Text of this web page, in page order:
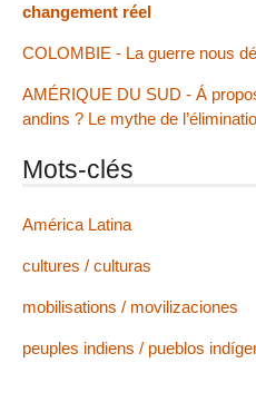
changement réel
COLOMBIE - La guerre nous
AMÉRIQUE DU SUD - Á
andins ? Le mythe de
Mots-clés
América Latina
cultures / culturas
mobilisations / movilizaciones
peuples indiens / pueblos